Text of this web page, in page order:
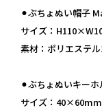
⚫︎ぶちょぬい帽子
サイズ：
素材：ポリエステ
⚫︎ぶちょぬいキー
サイズ：40×60mm